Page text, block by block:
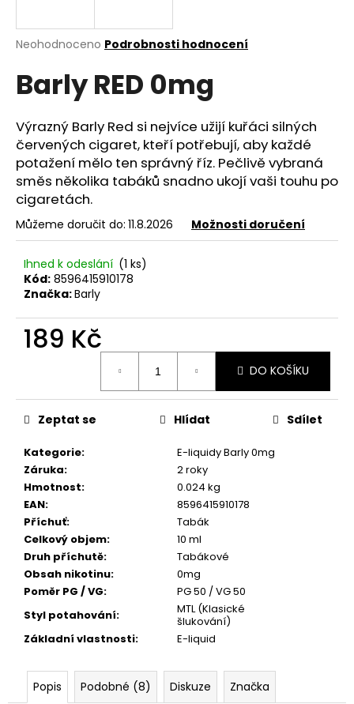
Průměrné
produktu
je
z
5
hvězdiček.
Neohodnoceno Podrobnosti hodnocení
Barly RED 0mg
Výrazný Barly Red si nejvíce užijí kuřáci silných
červených cigaret, kteří potřebují, aby každé
potažení mělo ten správný říz. Pečlivě vybraná
směs několika tabáků snadno ukojí vaši touhu po
cigaretách.
Můžeme doručit do: 11.8.2026 Možnosti doručení
Ihned k odeslání (1 ks)
Kód: 8596415910178
Značka:Barly
189 Kč
DO KOŠÍKU
Kategorie:
E-liquidy Barly 0mg
Záruka:
2 roky
Hmotnost:
0.024 kg
EAN:
8596415910178
Příchuť:
Tabák
Celkový objem:
10 ml
Druh příchutě:
Tabákové
Obsah nikotinu:
0mg
Poměr PG / VG:
PG 50 / VG 50
Styl potahování:
MTL (Klasické
šlukování)
Základní vlastnosti: E-liquid
Zeptat se Hlídat Sdílet
Popis Podobné (8) Diskuze Značka
j
t
?
HLEDAT
o
p
o
r
u
m
e
ELF
BAR
600
20MG
WATERMELON
(VODNÍ
MELOUN)
195
Kč